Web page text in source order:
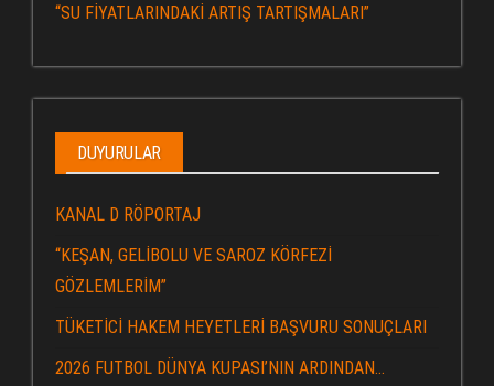
“SU FİYATLARINDAKİ ARTIŞ TARTIŞMALARI”
DUYURULAR
KANAL D RÖPORTAJ
“KEŞAN, GELİBOLU VE SAROZ KÖRFEZİ
GÖZLEMLERİM”
TÜKETİCİ HAKEM HEYETLERİ BAŞVURU SONUÇLARI
2026 FUTBOL DÜNYA KUPASI’NIN ARDINDAN…